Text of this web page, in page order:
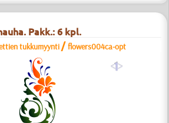
Pakk.: 6 kpl.
tukkumyynti /flowers004ca-opt
a